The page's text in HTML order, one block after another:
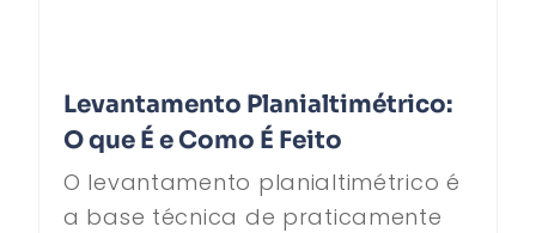
Levantamento Planialtimétrico:
O que É e Como É Feito
O levantamento planialtimétrico é
a base técnica de praticamente